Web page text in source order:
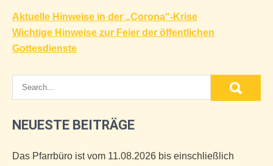
Beitragsnavigation
Aktuelle Hinweise in der „Corona“-Krise
Wichtige Hinweise zur Feier der öffentlichen
Gottesdienste
NEUESTE BEITRÄGE
Das Pfarrbüro ist vom 11.08.2026 bis einschließlich